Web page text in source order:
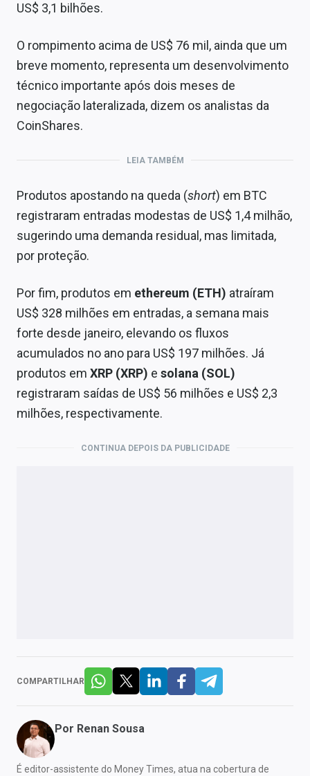
US$ 3,1 bilhões.
O rompimento acima de US$ 76 mil, ainda que um
breve momento, representa um desenvolvimento
técnico importante após dois meses de
negociação lateralizada, dizem os analistas da
CoinShares.
LEIA TAMBÉM
Produtos apostando na queda (short) em BTC
registraram entradas modestas de US$ 1,4 milhão,
sugerindo uma demanda residual, mas limitada,
por proteção.
Por fim, produtos em ethereum (ETH) atraíram
US$ 328 milhões em entradas, a semana mais
forte desde janeiro, elevando os fluxos
acumulados no ano para US$ 197 milhões. Já
produtos em XRP (XRP) e solana (SOL)
registraram saídas de US$ 56 milhões e US$ 2,3
milhões, respectivamente.
CONTINUA DEPOIS DA PUBLICIDADE
COMPARTILHAR
Por Renan Sousa
É editor-assistente do Money Times, atua na cobertura de